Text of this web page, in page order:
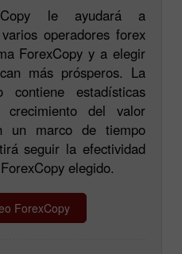
le ayudará a
operadores forex
ForexCopy y a elegir
más prósperos. La
contiene estadísticas
del valor
un marco de tiempo
seguir la efectividad
elegido.
ForexCopy